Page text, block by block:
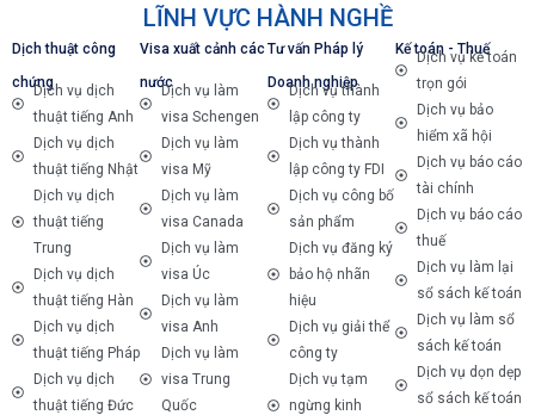
LĨNH VỰC HÀNH NGHỀ
Dịch thuật công
chứngDịch vụ dịch
thuật tiếng Anh
Dịch vụ dịch
thuật tiếng Nhật
Dịch vụ dịch
thuật tiếng
Trung
Dịch vụ dịch
thuật tiếng Hàn
Dịch vụ dịch
thuật tiếng Pháp
Dịch vụ dịch
thuật tiếng Đức
Visa xuất cảnh các
nướcDịch vụ làm
visa Schengen
Dịch vụ làm
visa Mỹ
Dịch vụ làm
visa Canada
Dịch vụ làm
visa Úc
Dịch vụ làm
visa Anh
Dịch vụ làm
visa Trung
Quốc
Tư vấn Pháp lý
Doanh nghiệp
Dịch vụ thành
lập công ty
Dịch vụ thành
lập công ty FDI
Dịch vụ công bố
sản phẩm
Dịch vụ đăng ký
bảo hộ nhãn
hiệu
Dịch vụ giải thể
công ty
Dịch vụ tạm
ngừng kinh
Kế toán - Thuế
Dịch vụ kế toán
trọn gói
Dịch vụ bảo
hiểm xã hội
Dịch vụ báo cáo
tài chính
Dịch vụ báo cáo
thuế
Dịch vụ làm lại
sổ sách kế toán
Dịch vụ làm sổ
sách kế toán
Dịch vụ dọn dẹp
sổ sách kế toán